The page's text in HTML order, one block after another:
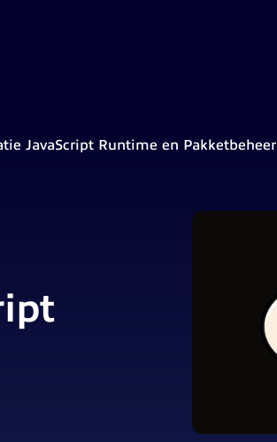
JavaScript Runtime en Pakketbeheer